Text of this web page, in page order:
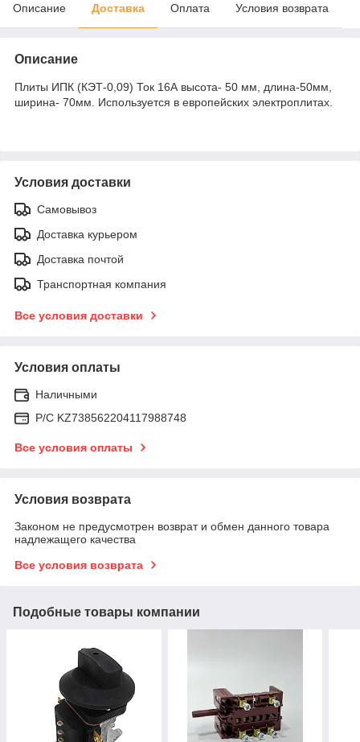
Описание Доставка Оплата Условия возврата
Описание
Плиты ИПК (КЭТ-0,09) Ток 16А высота- 50 мм, длина-50мм,
ширина- 70мм. Используется в европейских электроплитах.
Условия доставки
Самовывоз
Доставка курьером
Доставка почтой
Транспортная компания
Все условия доставки
Условия оплаты
Наличными
Р/C KZ738562204117988748
Все условия оплаты
Условия возврата
Законом не предусмотрен возврат и обмен данного товара
надлежащего качества
Все условия возврата
Подобные товары компании